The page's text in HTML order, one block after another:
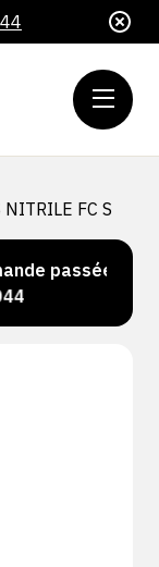
FC S
passée avant